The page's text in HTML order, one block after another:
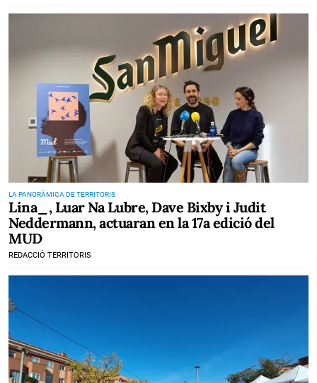
LA PANORÀMICA DE TERRITORIS
Lina_, Luar Na Lubre, Dave Bixby i Judit
Neddermann, actuaran en la 17a edició del
MUD
REDACCIÓ TERRITORIS